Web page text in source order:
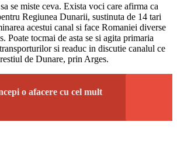
se miste ceva. Exista voci care afirma ca
Regiunea Dunarii, sustinuta de 14 tari
acestui canal si face Romaniei diverse
Poate tocmai de asta se si agita primaria
si readuc in discutie canalul ce
de Dunare, prin Arges.
o afacere cu cel mult